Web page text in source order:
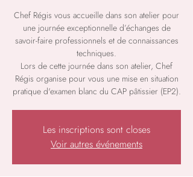
Chef Régis vous accueille dans son atelier pour
une journée exceptionnelle d’échanges de
savoir-faire professionnels et de connaissances
techniques.
Lors de cette journée dans son atelier, Chef
Régis organise pour vous une mise en situation
pratique d'examen blanc du CAP pâtissier (EP2).
Les inscriptions sont closes
Voir autres événements